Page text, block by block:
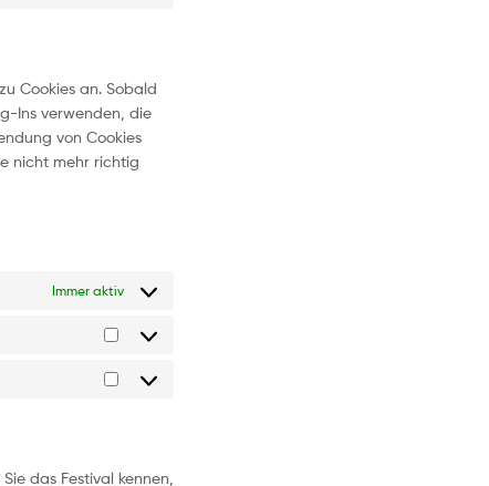
Cookies an. Sobald
Ins verwenden, die
von Cookies
nicht mehr richtig
Immer aktiv
das Festival kennen,